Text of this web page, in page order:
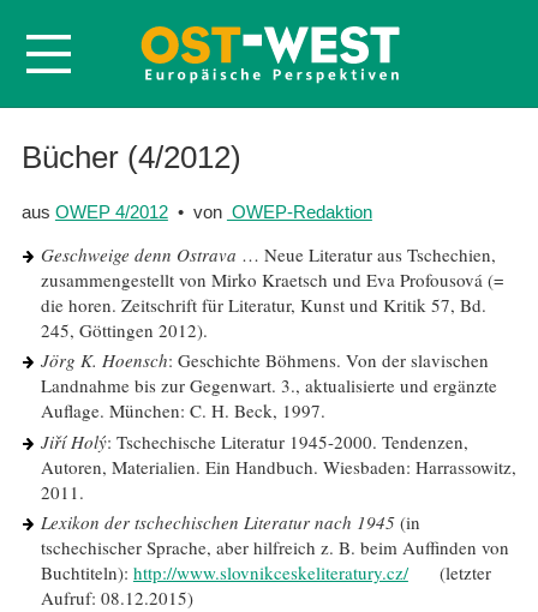
Startseite
Nachbestellen
Abonnieren
Kontakt
Bücher (4/2012)
aus OWEP 4/2012• von OWEP-Redaktion
Geschweige denn Ostrava … Neue Literatur aus Tschechien,
zusammengestellt von Mirko Kraetsch und Eva Profousová (=
die horen. Zeitschrift für Literatur, Kunst und Kritik 57, Bd.
245, Göttingen 2012).
Jörg K. Hoensch: Geschichte Böhmens. Von der slavischen
Landnahme bis zur Gegenwart. 3., aktualisierte und ergänzte
Auflage. München: C. H. Beck, 1997.
Jiří Holý: Tschechische Literatur 1945-2000. Tendenzen,
Autoren, Materialien. Ein Handbuch. Wiesbaden: Harrassowitz,
2011.
Lexikon der tschechischen Literatur nach 1945(in
tschechischer Sprache, aber hilfreich z. B. beim Auffinden von
Buchtiteln): http://www.slovnikceskeliteratury.cz/
(letzter
Aufruf: 08.12.2015)